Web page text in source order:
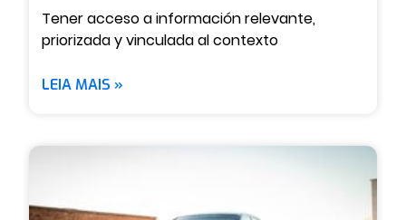
Tener acceso a información relevante,
priorizada y vinculada al contexto
LEIA MAIS »